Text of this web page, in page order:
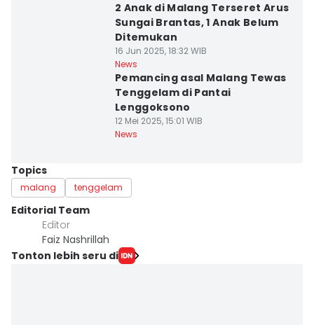
2 Anak di Malang Terseret Arus
Sungai Brantas, 1 Anak Belum
Ditemukan
16 Jun 2025, 18:32 WIB
News
Pemancing asal Malang Tewas
Tenggelam di Pantai
Lenggoksono
12 Mei 2025, 15:01 WIB
News
Topics
malang tenggelam
Editorial Team
Editor
Faiz Nashrillah
Tonton lebih seru di